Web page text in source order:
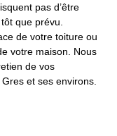
pas d’être
que prévu.
de votre toiture ou
votre maison. Nous
de vos
et ses environs.